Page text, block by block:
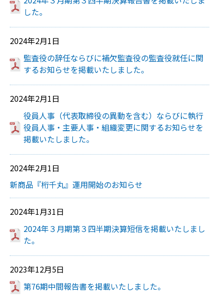
した。
2024年2月1日
監査役の辞任ならびに補欠監査役の監査役就任に関
するお知らせを掲載いたしました。
2024年2月1日
役員人事（代表取締役の異動を含む）ならびに執行
役員人事・主要人事・組織変更に関するお知らせを
掲載いたしました。
2024年2月1日
新商品『桁千丸』運用開始のお知らせ
2024年1月31日
2024年３月期第３四半期決算短信を掲載いたしまし
た。
2023年12月5日
第76期中間報告書を掲載いたしました。